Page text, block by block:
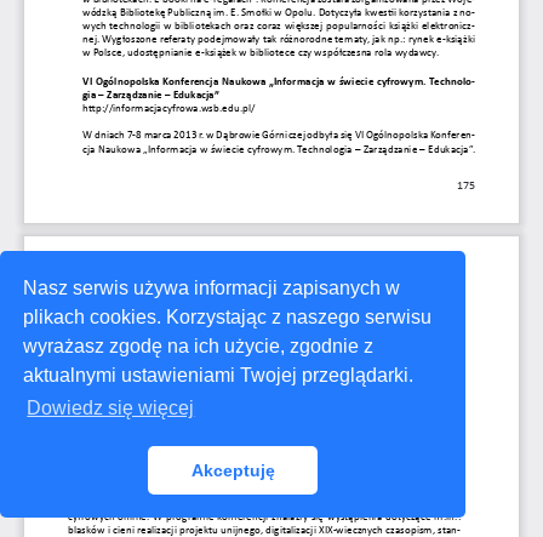
Nasz serwis używa informacji zapisanych w
plikach cookies. Korzystając z naszego serwisu
wyrażasz zgodę na ich użycie, zgodnie z
aktualnymi ustawieniami Twojej przeglądarki.
Dowiedz się więcej
Akceptuję